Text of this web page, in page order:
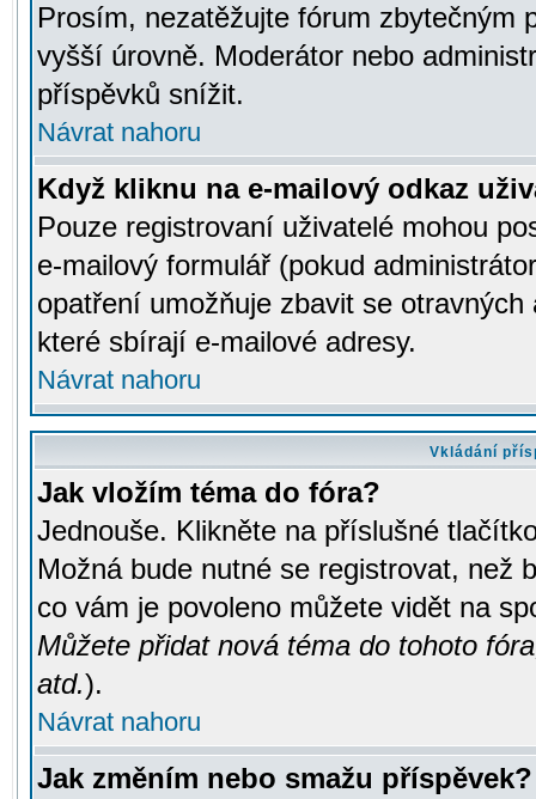
Prosím, nezatěžujte fórum zbytečným
vyšší úrovně. Moderátor nebo
příspěvků snížit.
Návrat nahoru
Když kliknu na e-mailový odkaz
Pouze registrovaní uživatelé mohou
e-mailový formulář (pokud
opatření umožňuje zbavit se
které sbírají e-mailové adresy.
Návrat nahoru
Vkládání
Jak vložím téma do fóra?
Jednouše. Klikněte na příslušné
Možná bude nutné se registrovat, než
co vám je povoleno můžete vidět na
Můžete přidat nová téma do tohoto
atd.).
Návrat nahoru
Jak změním nebo smažu příspěvek?